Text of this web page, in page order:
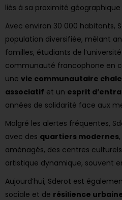
liés à sa proximité
Avec environ 30 000 habitants,
population diversifiée, mêlant
familles, étudiants de
communauté francophone en
une vie communautaire
associatif et un esprit
années de solidarité face aux
Malgré les alertes fréquentes,
avec des quartiers modernes
aménagés, des centres
artistique dynamique, souvent
Aujourd’hui, Sderot est
sociale et de résilience